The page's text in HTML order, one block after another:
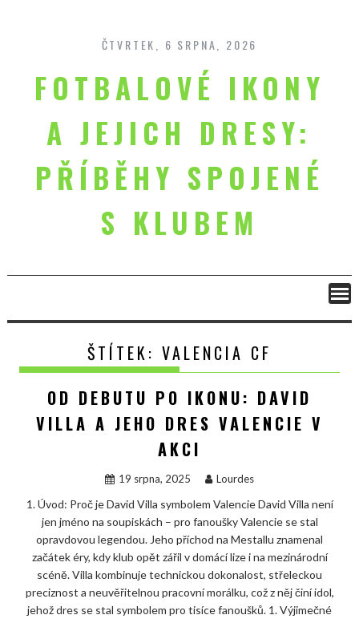
content
ČTVRTEK, 6 SRPNA, 2026
FOTBALOVÉ IKONY
A JEJICH DRESY:
PŘÍBĚHY SPOJENÉ
S KLUBEM
ŠTÍTEK: VALENCIA CF
OD DEBUTU PO IKONU: DAVID
VILLA A JEHO DRES VALENCIE V
AKCI
19 srpna, 2025 Lourdes
1. Úvod: Proč je David Villa symbolem Valencie David Villa není
jen jméno na soupiskách – pro fanoušky Valencie se stal
opravdovou legendou. Jeho příchod na Mestallu znamenal
začátek éry, kdy klub opět zářil v domácí lize i na mezinárodní
scéně. Villa kombinuje technickou dokonalost, střeleckou
preciznost a neuvěřitelnou pracovní morálku, což z něj činí idol,
jehož dres se stal symbolem pro tisíce fanoušků. 1. Výjimečné